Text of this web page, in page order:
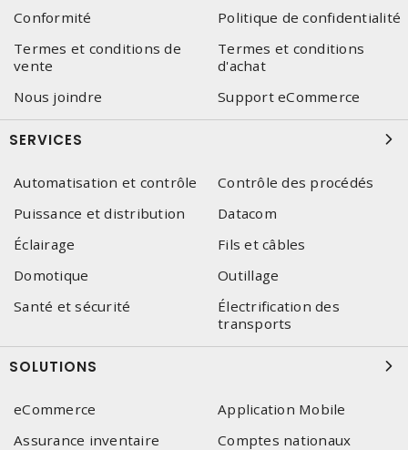
Conformité
Politique de confidentialité
Termes et conditions de
vente
Termes et conditions
d'achat
Nous joindre
Support eCommerce
SERVICES
Automatisation et contrôle
Contrôle des procédés
Puissance et distribution
Datacom
Éclairage
Fils et câbles
Domotique
Outillage
Santé et sécurité
Électrification des
transports
SOLUTIONS
eCommerce
Application Mobile
Assurance inventaire
Comptes nationaux